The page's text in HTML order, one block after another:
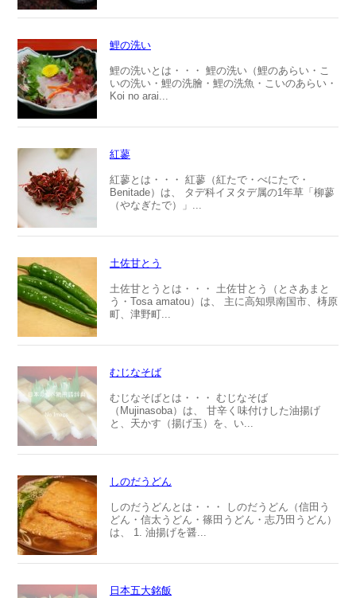
鯉の洗い
鯉の洗いとは・・・ 鯉の洗い（鯉のあらい・こ
いの洗い・鯉の洗膾・鯉の洗魚・こいのあらい・
Koi no arai...
紅蓼
紅蓼とは・・・ 紅蓼（紅たで・べにたで・
Benitade）は、 タデ科イヌタデ属の1年草「柳蓼
（やなぎたで）」...
土佐甘とう
土佐甘とうとは・・・ 土佐甘とう（とさあまと
う・Tosa amatou）は、 主に高知県南国市、梼原
町、津野町...
むじなそば
むじなそばとは・・・ むじなそば
（Mujinasoba）は、 甘辛く味付けした油揚げ
と、天かす（揚げ玉）を、い...
しのだうどん
しのだうどんとは・・・ しのだうどん（信田う
どん・信太うどん・篠田うどん・志乃田うどん）
は、 1. 油揚げを醤...
日本五大銘飯